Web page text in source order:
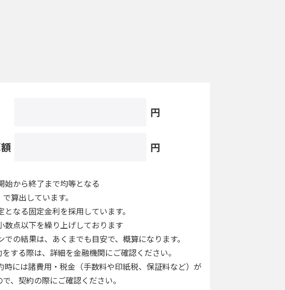
円
円
から終了まで均等となる
算出しています。
なる固定金利を採用しています。
点以下を繰り上げしております
の結果は、あくまでも目安で、概算になります。
する際は、詳細を金融機関にご確認ください。
には諸費用・税金（手数料や印紙税、保証料など）が
、契約の際にご確認ください。